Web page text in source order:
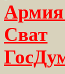
Армия
Сват